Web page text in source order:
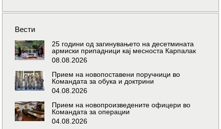
Вести
25 години од загинувањето на десетмината
армиски припадници кај месноста Карпалак
08.08.2026
Прием на новопоставени поручници во
Командата за обука и доктрини
04.08.2026
Прием на новопроизведените офицери во
Командата за операции
04.08.2026